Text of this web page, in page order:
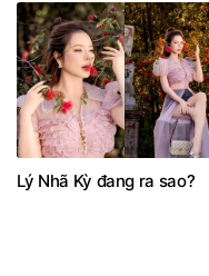
Lý Nhã Kỳ đang ra sao?